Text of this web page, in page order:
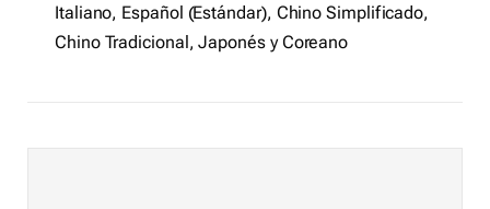
Italiano, Español (Estándar), Chino Simplificado,
Chino Tradicional, Japonés y Coreano